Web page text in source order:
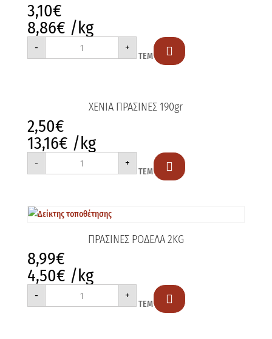
3,10€
8,86€ /kg
-
XENIA
350gr
+
ΤΕΜ 
XENIA ΠΡΑΣΙΝΕΣ 190gr
2,50€
13,16€ /kg
-
XENIA
190gr
+
ΤΕΜ 
ΠΡΑΣΙΝΕΣ ΡΟΔΕΛΑ 2KG
8,99€
4,50€ /kg
-
ΠΡΑΣΙΝΕΣ
2KG
+
ΤΕΜ 